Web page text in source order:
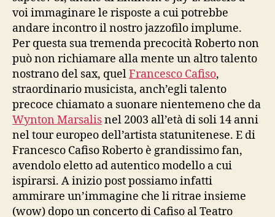
voi immaginare le risposte a cui potrebbe
andare incontro il nostro jazzofilo implume.
Per questa sua tremenda precocità Roberto non
può non richiamare alla mente un altro talento
nostrano del sax, quelFrancesco Cafiso,
straordinario musicista, anch’egli talento
precoce chiamato a suonare nientemeno che da
Wynton Marsalisnel 2003 all’età di soli 14 anni
nel tour europeo dell’artista statunitenese. E di
Francesco Cafiso Roberto è grandissimo fan,
avendolo eletto ad autentico modello a cui
ispirarsi. A inizio post possiamo infatti
ammirare un’immagine che li ritrae insieme
(wow) dopo un concerto di Cafiso al Teatro